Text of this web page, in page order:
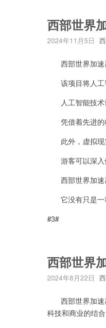
西部世界
2024年11月5日
西部世界加速
该项目将人工
人工智能技术
凭借着先进的
此外，虚拟现
游客可以深入
西部世界加速
它没有只是一
#3#
西部世界
2024年8月22日
西部世界加速
科技和商业的结